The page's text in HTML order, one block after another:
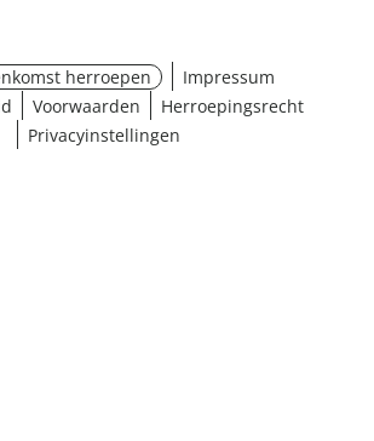
herroepen
Impressum
Voorwaarden
Herroepingsrecht
Privacyinstellingen